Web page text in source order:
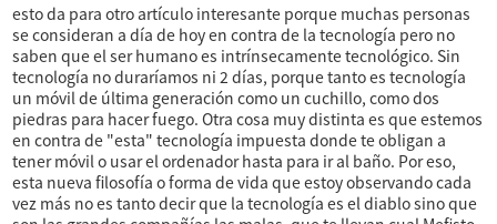
esto da para otro artículo interesante porque muchas personas
se consideran a día de hoy en contra de la tecnología pero no
saben que el ser humano es intrínsecamente tecnológico. Sin
tecnología no duraríamos ni 2 días, porque tanto es tecnología
un móvil de última generación como un cuchillo, como dos
piedras para hacer fuego. Otra cosa muy distinta es que estemos
en contra de "esta" tecnología impuesta donde te obligan a
tener móvil o usar el ordenador hasta para ir al baño. Por eso,
esta nueva filosofía o forma de vida que estoy observando cada
vez más no es tanto decir que la tecnología es el diablo sino que